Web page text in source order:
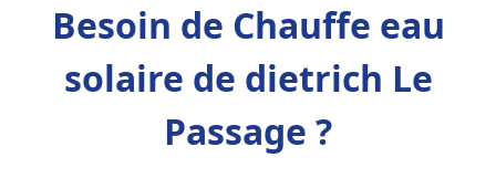
Besoin de Chauffe eau
solaire de dietrich Le
Passage ?